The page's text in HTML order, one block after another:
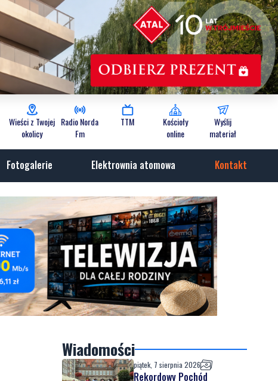
Wieści z Twojej
okolicy
Radio Norda
Fm
TTM
Kościoły
online
Wyślij
materiał
Fotogalerie Elektrownia atomowa Kontakt
Wiadomości
piątek, 7 sierpnia 2026
Rekordowy Pochód